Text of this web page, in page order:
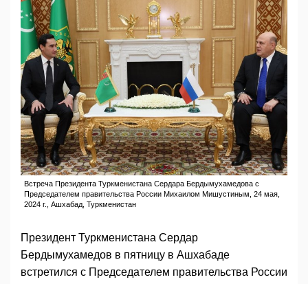
Встреча Президента Туркменистана Сердара Бердымухамедова с
Председателем правительства России Михаилом Мишустиным, 24 мая,
2024 г., Ашхабад, Туркменистан
Президент Туркменистана Сердар
Бердымухамедов в пятницу в Ашхабаде
встретился с Председателем правительства России